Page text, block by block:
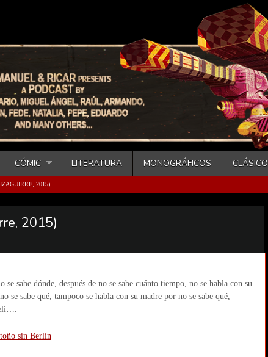
CÓMIC LITERATURA MONOGRÁFICOS CLÁSICO
2015)
2015)
sabe dónde, después de no se sabe cuánto tiempo, no se habla con su
se sabe qué, tampoco se habla con su madre por no se sabe qué,